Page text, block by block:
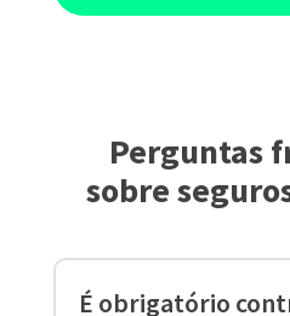
Perguntas
sobre
É obrigatório